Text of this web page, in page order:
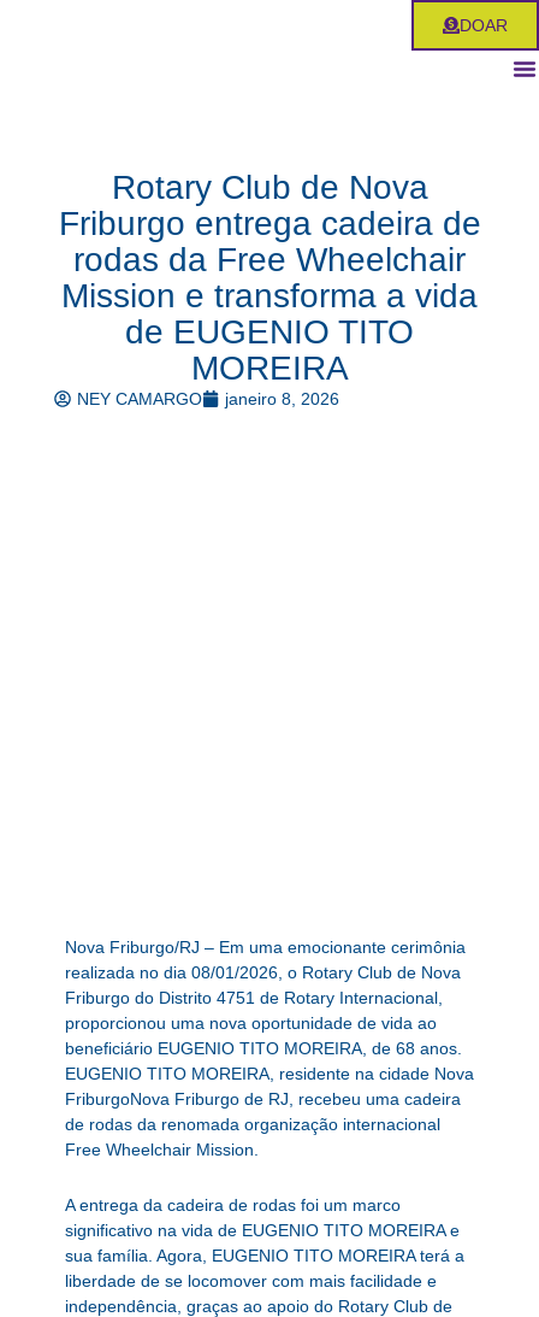
DOAR
Rotary Club de Nova
Friburgo entrega cadeira de
rodas da Free Wheelchair
Mission e transforma a vida
de EUGENIO TITO
MOREIRA
NEY CAMARGO janeiro 8, 2026
Nova Friburgo/RJ – Em uma emocionante cerimônia
realizada no dia 08/01/2026, o Rotary Club de Nova
Friburgo do Distrito 4751 de Rotary Internacional,
proporcionou uma nova oportunidade de vida ao
beneficiário EUGENIO TITO MOREIRA, de 68 anos.
EUGENIO TITO MOREIRA, residente na cidade Nova
FriburgoNova Friburgo de RJ, recebeu uma cadeira
de rodas da renomada organização internacional
Free Wheelchair Mission.
A entrega da cadeira de rodas foi um marco
significativo na vida de EUGENIO TITO MOREIRA e
sua família. Agora, EUGENIO TITO MOREIRA terá a
liberdade de se locomover com mais facilidade e
independência, graças ao apoio do Rotary Club de